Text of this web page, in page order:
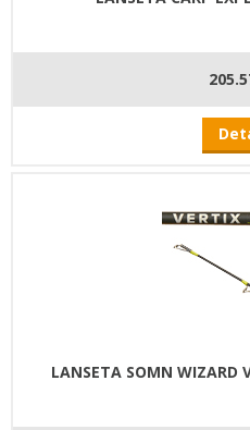
LANSETA SOMN WIZARD